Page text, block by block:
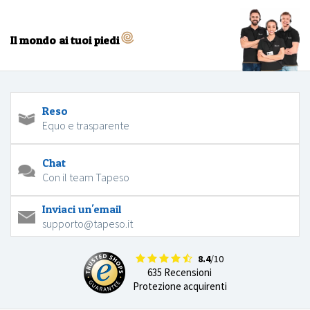
Il mondo ai tuoi piedi
Reso
Equo e trasparente
Chat
Con il team Tapeso
Inviaci un'email
supporto@tapeso.it
8.4/10
635 Recensioni
Protezione acquirenti